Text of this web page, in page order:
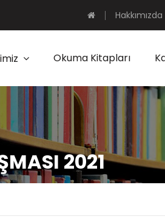
Hakkımızda
Okuma Kitapları
2021